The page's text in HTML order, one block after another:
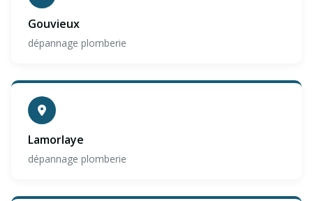
Gouvieux
dépannage plomberie
Lamorlaye
dépannage plomberie